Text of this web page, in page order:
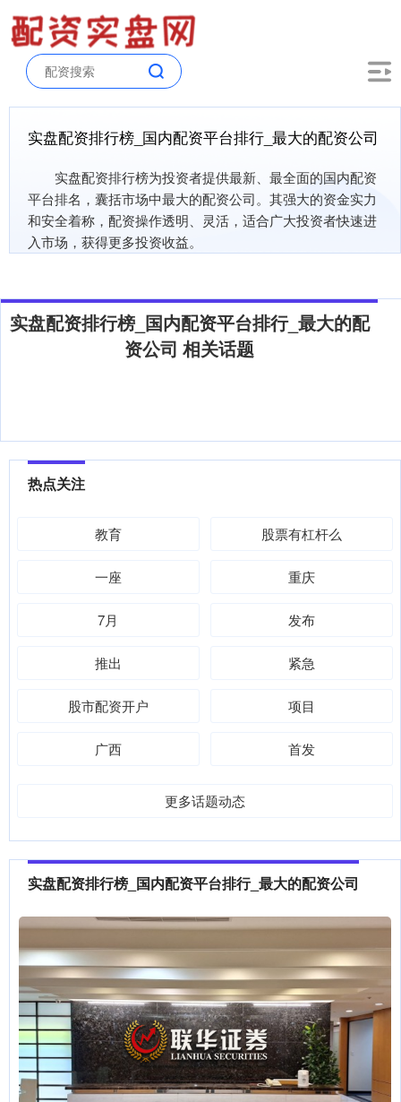
实盘配资排行榜_国内配资平台排行_最大的配资公司
实盘配资排行榜为投资者提供最新、最全面的国内配资
平台排名，囊括市场中最大的配资公司。其强大的资金实力
和安全着称，配资操作透明、灵活，适合广大投资者快速进
入市场，获得更多投资收益。
实盘配资排行榜_国内配资平台排行_最大的配
资公司 相关话题
热点关注
教育 股票有杠杆么
一座 重庆
7月 发布
推出 紧急
股市配资开户 项目
广西 首发
更多话题动态
实盘配资排行榜_国内配资平台排行_最大的配资公司